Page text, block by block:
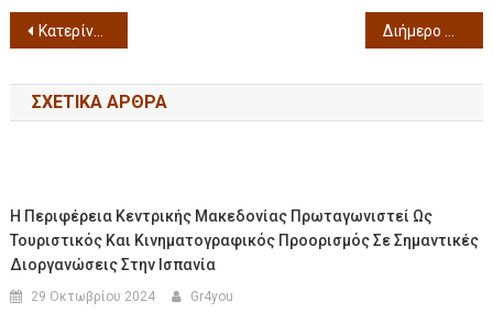
Κατερίνα Βρανά:“Best Hits” στις 31 Οκτωβρίου 2025 στο Radio City Θεσσαλονίκη
ΣΧΕΤΙΚΆ ΆΡΘΡΑ
Η Περιφέρεια Κεντρικής Μακεδονίας Πρωταγωνιστεί Ως
Τουριστικός Και Κινηματογραφικός Προορισμός Σε Σημαντικές
Διοργανώσεις Στην Ισπανία
29 Οκτωβρίου 2024 Gr4you